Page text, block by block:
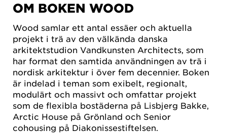
OM BOKEN WOOD
Wood samlar ett antal essäer och aktuella
projekt i trä av den välkända danska
arkitektstudion Vandkunsten Architects, som
har format den samtida användningen av trä i
nordisk arkitektur i över fem decennier. Boken
är indelad i teman som exibelt, regionalt,
modulärt och massivt och omfattar projekt
som de flexibla bostäderna på Lisbjerg Bakke,
Arctic House på Grönland och Senior
cohousing på Diakonissestiftelsen.